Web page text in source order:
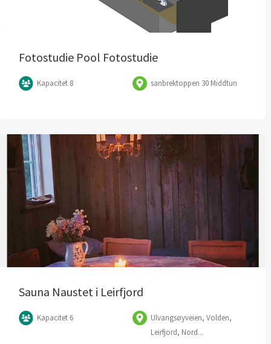
Fotostudie Pool Fotostudie
Kapacitet 8 sanbrektoppen 30 Middtun
Sauna Naustet i Leirfjord
Kapacitet 6
Ulvangsøyveien, Volden,
Leirfjord, Nord...